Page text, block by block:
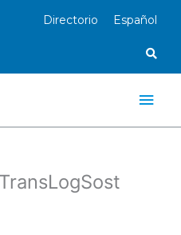
Directorio Español